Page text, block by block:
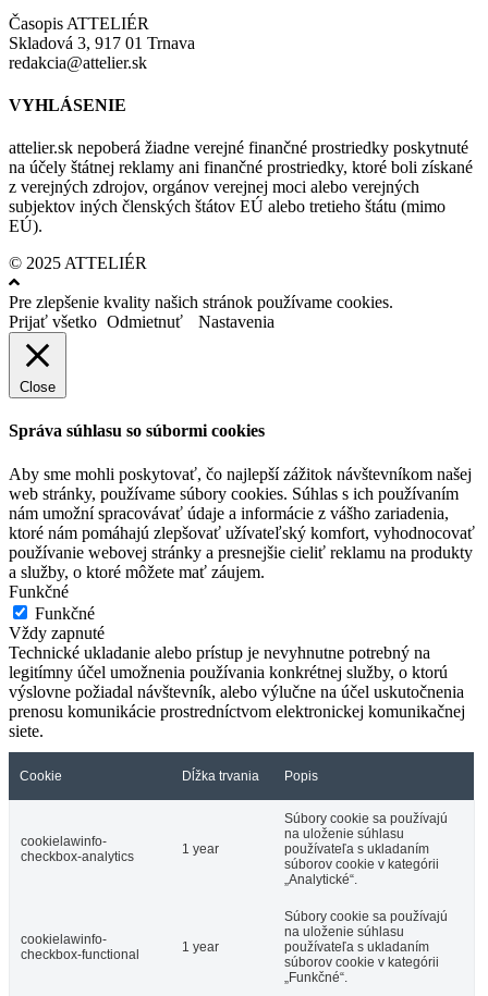
Časopis ATTELIÉR
Skladová 3, 917 01 Trnava
redakcia@attelier.sk
VYHLÁSENIE
attelier.sk nepoberá žiadne verejné finančné prostriedky poskytnuté
na účely štátnej reklamy ani finančné prostriedky, ktoré boli získané
z verejných zdrojov, orgánov verejnej moci alebo verejných
subjektov iných členských štátov EÚ alebo tretieho štátu (mimo
EÚ).
© 2025 ATTELIÉR
Pre zlepšenie kvality našich stránok používame cookies.
Prijať všetko Odmietnuť Nastavenia
Close
Správa súhlasu so súbormi cookies
Aby sme mohli poskytovať, čo najlepší zážitok návštevníkom našej
web stránky, používame súbory cookies. Súhlas s ich používaním
nám umožní spracovávať údaje a informácie z vášho zariadenia,
ktoré nám pomáhajú zlepšovať užívateľský komfort, vyhodnocovať
používanie webovej stránky a presnejšie cieliť reklamu na produkty
a služby, o ktoré môžete mať záujem.
Funkčné
Funkčné
Vždy zapnuté
Technické ukladanie alebo prístup je nevyhnutne potrebný na
legitímny účel umožnenia používania konkrétnej služby, o ktorú
výslovne požiadal návštevník, alebo výlučne na účel uskutočnenia
prenosu komunikácie prostredníctvom elektronickej komunikačnej
siete.
Cookie Dĺžka trvania Popis
cookielawinfo-
checkbox-analytics
1 year
Súbory cookie sa používajú
na uloženie súhlasu
používateľa s ukladaním
súborov cookie v kategórii
„Analytické“.
cookielawinfo-
checkbox-functional
1 year
Súbory cookie sa používajú
na uloženie súhlasu
používateľa s ukladaním
súborov cookie v kategórii
„Funkčné“.